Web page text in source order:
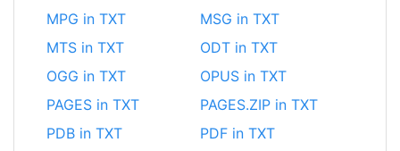
MPG in TXT
MSG in TXT
MTS in TXT
ODT in TXT
OGG in TXT
OPUS in TXT
PAGES in TXT
PAGES.ZIP in TXT
PDB in TXT
PDF in TXT